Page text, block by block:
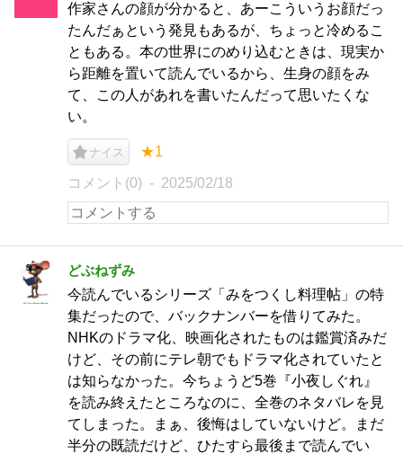
作家さんの顔が分かると、あーこういうお顔だっ
たんだぁという発見もあるが、ちょっと冷めるこ
ともある。本の世界にのめり込むときは、現実か
ら距離を置いて読んでいるから、生身の顔をみ
て、この人があれを書いたんだって思いたくな
い。
ナイス ★1
コメント(0) 2025/02/18
どぶねずみ
今読んでいるシリーズ「みをつくし料理帖」の特
集だったので、バックナンバーを借りてみた。
NHKのドラマ化、映画化されたものは鑑賞済みだ
けど、その前にテレ朝でもドラマ化されていたと
は知らなかった。今ちょうど5巻『小夜しぐれ』
を読み終えたところなのに、全巻のネタバレを見
てしまった。まぁ、後悔はしていないけど。まだ
半分の既読だけど、ひたすら最後まで読んでい